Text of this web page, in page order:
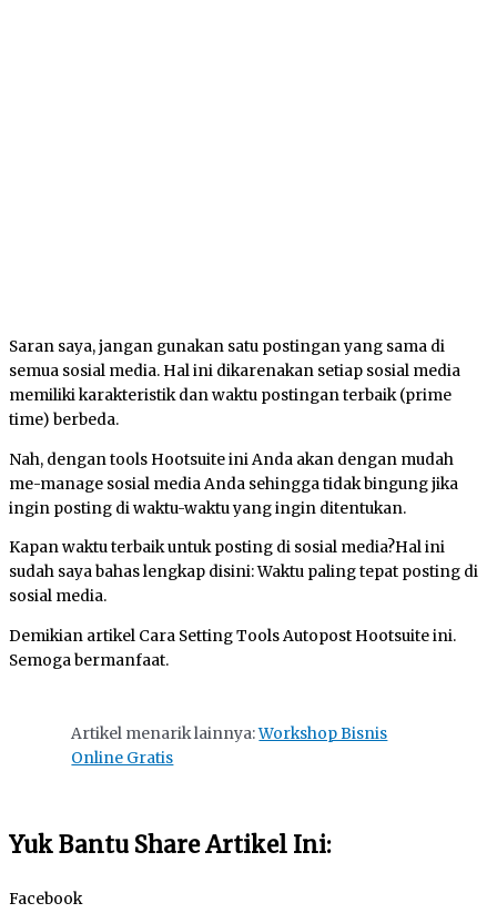
Saran saya, jangan gunakan satu postingan yang sama di
semua sosial media. Hal ini dikarenakan setiap sosial media
memiliki karakteristik dan waktu postingan terbaik (prime
time) berbeda.
Nah, dengan tools Hootsuite ini Anda akan dengan mudah
me-manage sosial media Anda sehingga tidak bingung jika
ingin posting di waktu-waktu yang ingin ditentukan.
Kapan waktu terbaik untuk posting di sosial media?Hal ini
sudah saya bahas lengkap disini: Waktu paling tepat posting di
sosial media.
Demikian artikel Cara Setting Tools Autopost Hootsuite ini.
Semoga bermanfaat.
Artikel menarik lainnya:Workshop Bisnis
Online Gratis
Yuk Bantu Share Artikel Ini:
Facebook